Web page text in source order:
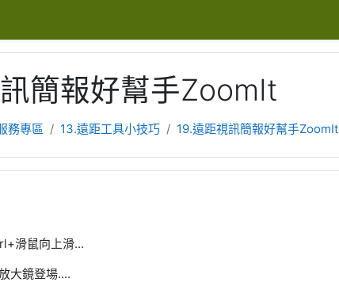
簡報好幫手ZoomIt
務專區 13.遠距工具小技巧 19.遠距視訊簡報好幫手ZoomIt
滑鼠向上滑...
大鏡登場....